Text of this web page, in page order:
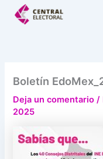
Boletín
Deja un comentario /
2025